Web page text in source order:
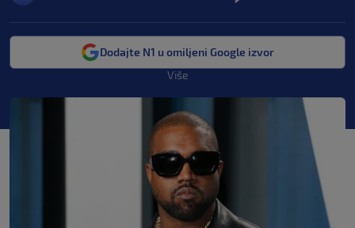
Dodajte N1 u omiljeni Google izvor
Više